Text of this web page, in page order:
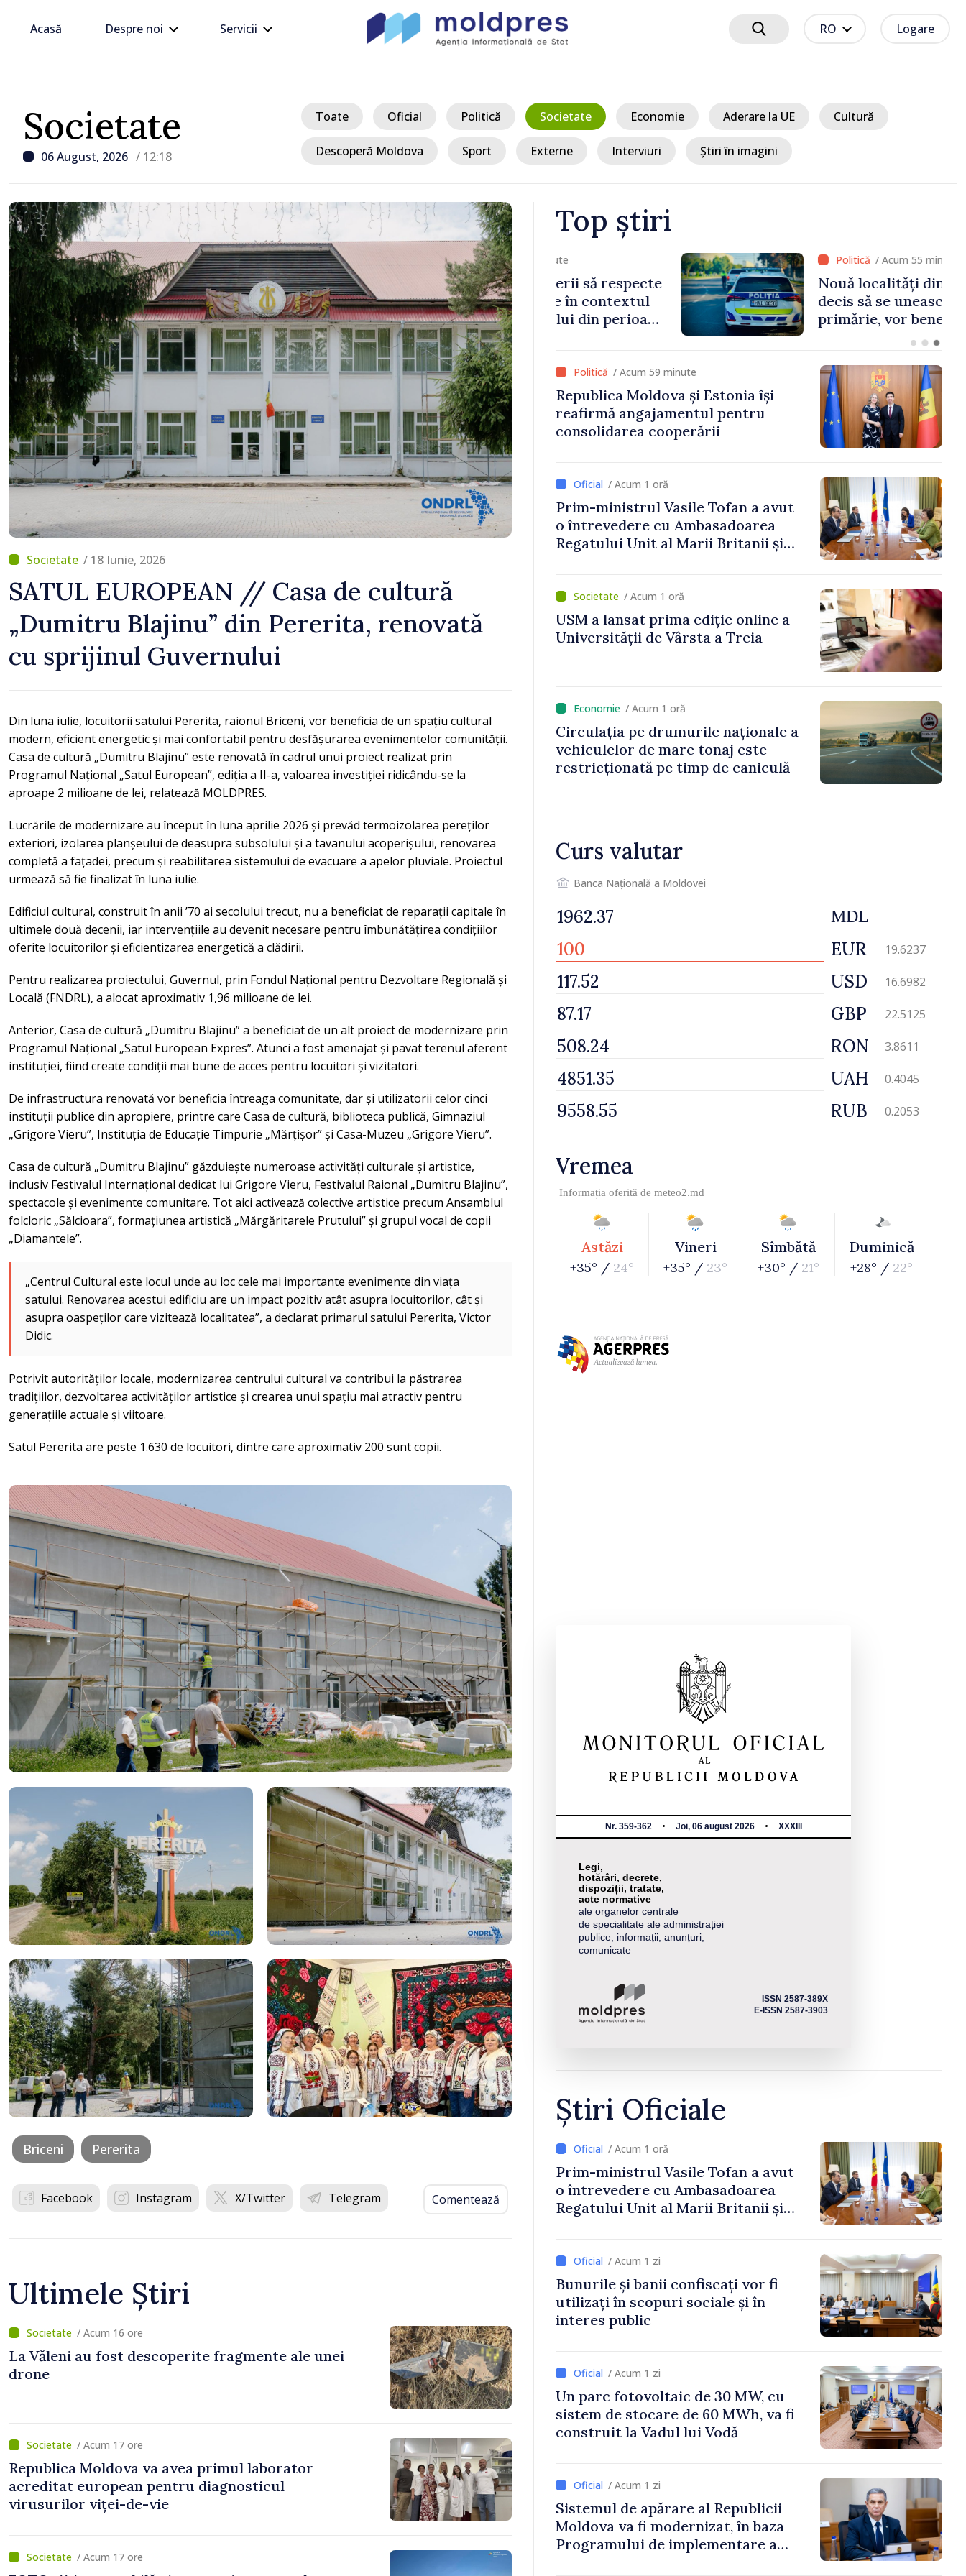
Acasă Despre noi Servicii RO Logare
Societate
06 August, 2026 / 12:18
Toate Oficial Politică Societate Economie Aderare la UE Cultură
Descoperă Moldova Sport Externe Interviuri Știri în imagini
/ 18 Iunie, 2026
SATUL EUROPEAN // Casa de cultură
„Dumitru Blajinu” din Pererita, renovată
cu sprijinul Guvernului
Din luna iulie, locuitorii satului Pererita, raionul Briceni, vor beneficia de un spațiu cultural
modern, eficient energetic și mai confortabil pentru desfășurarea evenimentelor comunității.
Casa de cultură „Dumitru Blajinu” este renovată în cadrul unui proiect realizat prin
Programul Național „Satul European”, ediția a II-a, valoarea investiției ridicându-se la
aproape 2 milioane de lei, relatează MOLDPRES.
Lucrările de modernizare au început în luna aprilie 2026 și prevăd termoizolarea pereților
exteriori, izolarea planșeului de deasupra subsolului și a tavanului acoperișului, renovarea
completă a fațadei, precum și reabilitarea sistemului de evacuare a apelor pluviale. Proiectul
urmează să fie finalizat în luna iulie.
Edificiul cultural, construit în anii ’70 ai secolului trecut, nu a beneficiat de reparații capitale în
ultimele două decenii, iar intervențiile au devenit necesare pentru îmbunătățirea condițiilor
oferite locuitorilor și eficientizarea energetică a clădirii.
Pentru realizarea proiectului, Guvernul, prin Fondul Național pentru Dezvoltare Regională și
Locală (FNDRL), a alocat aproximativ 1,96 milioane de lei.
Anterior, Casa de cultură „Dumitru Blajinu” a beneficiat de un alt proiect de modernizare prin
Programul Național „Satul European Expres”. Atunci a fost amenajat și pavat terenul aferent
instituției, fiind create condiții mai bune de acces pentru locuitori și vizitatori.
De infrastructura renovată vor beneficia întreaga comunitate, dar și utilizatorii celor cinci
instituții publice din apropiere, printre care Casa de cultură, biblioteca publică, Gimnaziul
„Grigore Vieru”, Instituția de Educație Timpurie „Mărțișor” și Casa-Muzeu „Grigore Vieru”.
Casa de cultură „Dumitru Blajinu” găzduiește numeroase activități culturale și artistice,
inclusiv Festivalul Internațional dedicat lui Grigore Vieru, Festivalul Raional „Dumitru Blajinu”,
spectacole și evenimente comunitare. Tot aici activează colective artistice precum Ansamblul
folcloric „Sălcioara”, formațiunea artistică „Mărgăritarele Prutului” și grupul vocal de copii
„Diamantele”.
„Centrul Cultural este locul unde au loc cele mai importante evenimente din viața
satului. Renovarea acestui edificiu are un impact pozitiv atât asupra locuitorilor, cât și
asupra oaspeților care vizitează localitatea”, a declarat primarul satului Pererita, Victor
Didic.
Potrivit autorităților locale, modernizarea centrului cultural va contribui la păstrarea
tradițiilor, dezvoltarea activităților artistice și crearea unui spațiu mai atractiv pentru
generațiile actuale și viitoare.
Satul Pererita are peste 1.630 de locuitori, dintre care aproximativ 200 sunt copii.
Briceni Pererita
Facebook Instagram X/Twitter Telegram Comentează
Ultimele Știri
/ Acum 16 ore
La Văleni au fost descoperite fragmente ale unei
drone
/ Acum 17 ore
Republica Moldova va avea primul laborator
acreditat european pentru diagnosticul
virusurilor viței-de-vie
/ Acum 17 ore
Top știri
/ Acum 53 minute
Poliția îndeamnă șoferii să respecte
regulile de circulație în contextul
intensificării traficului din perioada
concediilor
/ Acum 55 minute
Nouă localități din Rezina, care au
decis să se unească într-o singură
primărie, vor beneficia de
stimulente de peste 85 de milioane
/ Acum 59 minute
Republica Moldova și Estonia își
reafirmă angajamentul pentru
consolidarea cooperării
/ Acum 1 oră
Prim-ministrul Vasile Tofan a avut
o întrevedere cu Ambasadoarea
Regatului Unit al Marii Britanii și
/ Acum 1 oră
USM a lansat prima ediție online a
Universității de Vârsta a Treia
/ Acum 1 oră
Circulația pe drumurile naționale a
vehiculelor de mare tonaj este
restricționată pe timp de caniculă
Curs valutar
Banca Națională a Moldovei
MDL
EUR 19.6237
USD 16.6982
GBP 22.5125
RON 3.8611
UAH 0.4045
RUB 0.2053
Vremea
Informația oferită de meteo2.md
Astăzi
+35° / 24°
Vineri
+35° / 23°
Sîmbătă
+30° / 21°
Duminică
+28° / 22°
Nr. 359-362 Joi, 06 august 2026 XXXIII
Legi,
hotărâri, decrete,
dispoziții, tratate,
acte normative
ale organelor centrale
de specialitate ale administrației
publice, informații, anunțuri,
comunicate
ISSN 2587-389X
E-ISSN 2587-3903
Știri Oficiale
/ Acum 1 oră
Prim-ministrul Vasile Tofan a avut
o întrevedere cu Ambasadoarea
Regatului Unit al Marii Britanii și
/ Acum 1 zi
Bunurile și banii confiscați vor fi
utilizați în scopuri sociale și în
interes public
/ Acum 1 zi
Un parc fotovoltaic de 30 MW, cu
sistem de stocare de 60 MWh, va fi
construit la Vadul lui Vodă
/ Acum 1 zi
Sistemul de apărare al Republicii
Moldova va fi modernizat, în baza
Programului de implementare a